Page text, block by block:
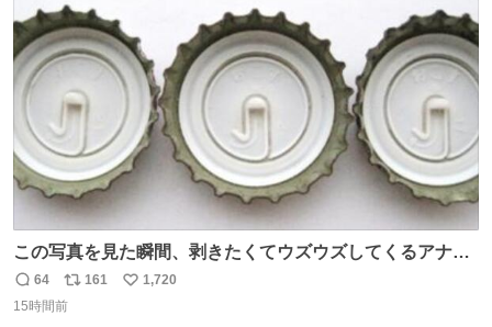
ト
数
この写真を見た瞬間、剥きたくてウズウズしてくるアナ
タ、完全なる同世代（笑） #70年代 #80年代 #昭和レト
ロ
返
信
64
リ
ポ
161
い
1,720
15時間前